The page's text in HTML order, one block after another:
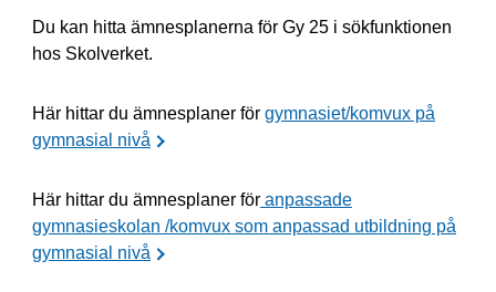
Du kan hitta ämnesplanerna för Gy 25 i sökfunktionen
hos Skolverket.
Här hittar du ämnesplaner för gymnasiet/komvux på
gymnasial nivå
Här hittar du ämnesplaner föranpassade
gymnasieskolan /komvux som anpassad utbildning på
gymnasial nivå